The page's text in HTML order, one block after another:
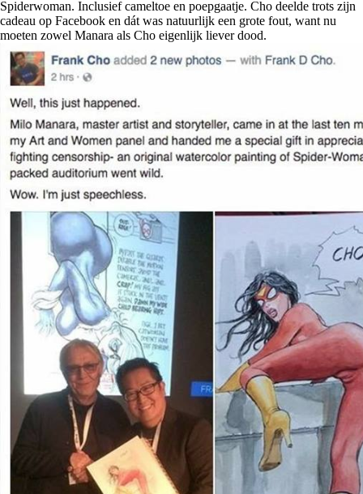
Spiderwoman. Inclusief cameltoe en poepgaatje. Cho deelde trots zijn
cadeau op Facebook en dát was natuurlijk een grote fout, want nu
moeten zowel Manara als Cho eigenlijk liever dood.